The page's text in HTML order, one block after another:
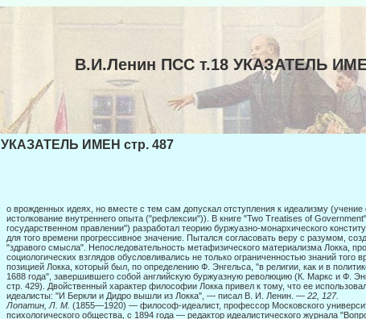
В.И.Ленин ПСС т.18 УКАЗАТЕЛЬ
УКАЗАТЕЛЬ ИМЕН стр. 487
о врожденных идеях, но вместе с тем сам допускал отступления к идеализму (учение
истолкование внутреннего опыта ("рефлексии")). В книге "Two Treatises of
государственном правлении") разработал теорию буржуазно-монархического
для того времени прогрессивное значение. Пытался согласовать веру с разумом,
"здравого смысла". Непоследовательность метафизического материализма Локка,
социологических взглядов обусловливались не только ограниченностью знаний того
позицией Локка, который был, по определению Ф. Энгельса, "в религии, как и в
1688 года", за­вершившего собой английскую буржуазную революцию (К. Маркс и Ф.
стр. 429). Двойственный характер философии Локка привел к тому, что ее
идеалисты: "И Беркли и Дидро вышли из Локка", — писал В. И. Ленин. — 22, 127.
Лопатин, Л. М. (1855—1920) — философ-идеалист, профессор Московского
психологического общества, с 1894 года — редактор идеалистического журнала